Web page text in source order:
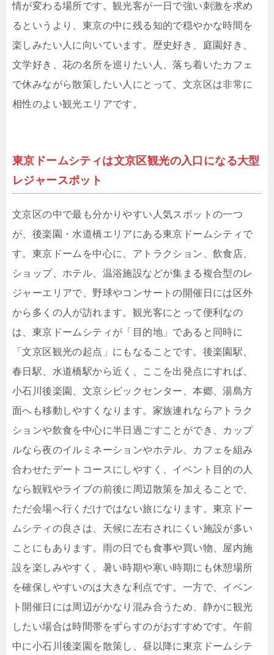
情が変わる場所です。観光客が一日で強い刺激を求め
るというより、東京の中に残る知的で穏やかな時間を
楽しみたい人に向いています。歴史好き、庭園好き、
文学好き、花の名所を巡りたい人、落ち着いたカフェ
で休みながら散策したい人にとって、文京区は非常に
相性のよい観光エリアです。
東京ドームシティは文京区観光の入口になる大型
レジャースポット
文京区の中で最も分かりやすい人気スポットの一つ
が、後楽園・水道橋エリアにある東京ドームシティで
す。東京ドームを中心に、アトラクション、飲食店、
ショップ、ホテル、温浴施設などが集まる複合型のレ
ジャーエリアで、野球やコンサートの開催日には区外
から多くの人が訪れます。観光客にとって便利なの
は、東京ドームシティが「目的地」であると同時に
「文京区観光の起点」にもなることです。後楽園駅、
春日駅、水道橋駅から近く、ここを出発点にすれば、
小石川後楽園、文京シビックセンター、本郷、湯島方
面へも移動しやすくなります。家族連れならアトラク
ションや飲食を中心に半日過ごすことができ、カップ
ルなら夜のイルミネーションやホテル、カフェを組み
合わせたデートコースにしやすく、イベント目的の人
なら観戦やライブの前後に周辺散策を加えることで、
ただ会場へ行くだけではない旅になります。東京ドー
ムシティの良さは、天候に左右されにくい施設が多い
ことにもあります。雨の日でも食事や買い物、屋内施
設を楽しみやすく、暑い時期や寒い時期にも休憩場所
を確保しやすいのは大きな利点です。一方で、イベン
ト開催日には周辺がかなり混み合うため、静かに観光
したい場合は時間帯をずらすのがおすすめです。午前
中に小石川後楽園を散策し、昼以降に東京ドームシテ